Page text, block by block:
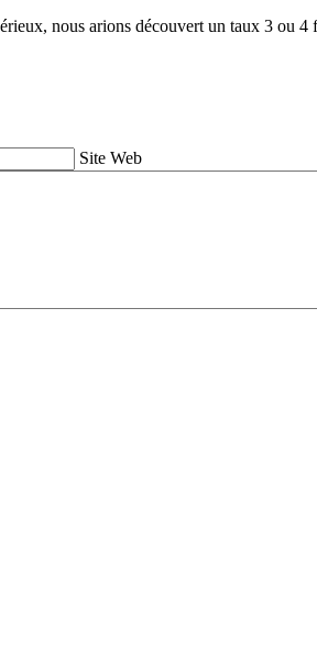
nous arions découvert un taux 3 ou 4
Site Web